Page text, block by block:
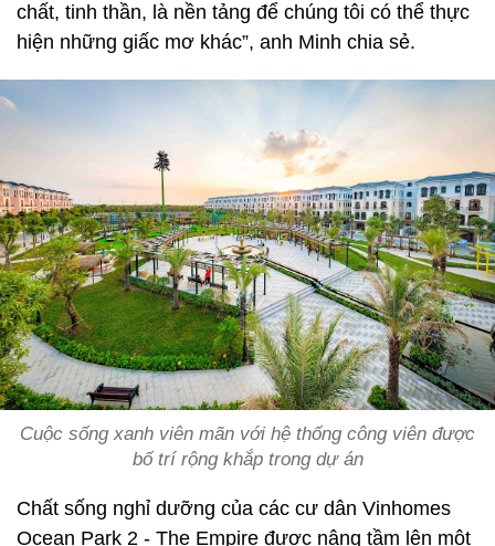
chất, tinh thần, là nền tảng để chúng tôi có thể thực
hiện những giấc mơ khác”, anh Minh chia sẻ.
Cuộc sống xanh viên mãn với hệ thống công viên được
bố trí rộng khắp trong dự án
Chất sống nghỉ dưỡng của các cư dân Vinhomes
Ocean Park 2 - The Empire được nâng tầm lên một